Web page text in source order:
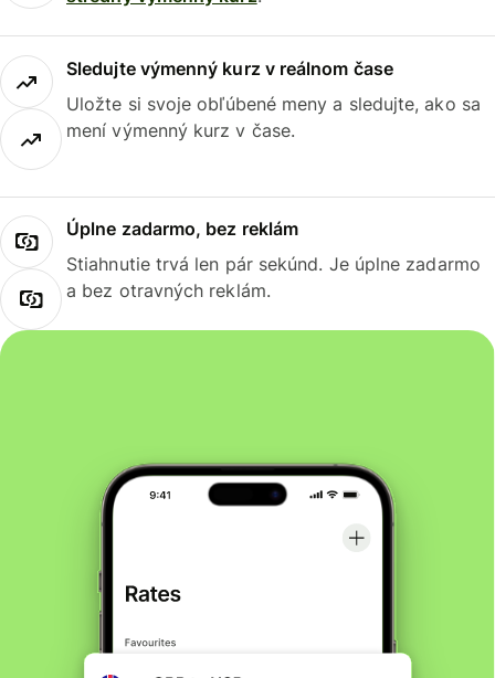
Sledujte výmenný kurz v reálnom čase
Uložte si svoje obľúbené meny a sledujte, ako sa
mení výmenný kurz v čase.
Úplne zadarmo, bez reklám
Stiahnutie trvá len pár sekúnd. Je úplne zadarmo
a bez otravných reklám.